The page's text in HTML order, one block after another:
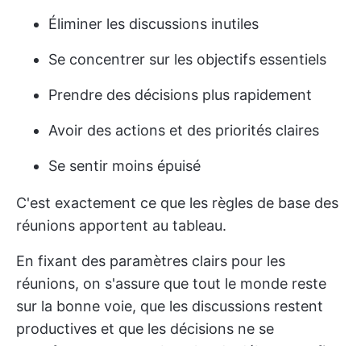
Éliminer les discussions inutiles
Se concentrer sur les objectifs essentiels
Prendre des décisions plus rapidement
Avoir des actions et des priorités claires
Se sentir moins épuisé
C'est exactement ce que les règles de base des
réunions apportent au tableau.
En fixant des paramètres clairs pour les
réunions, on s'assure que tout le monde reste
sur la bonne voie, que les discussions restent
productives et que les décisions ne se